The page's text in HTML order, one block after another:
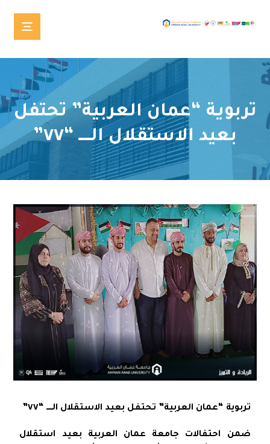
تربوية “عمان العربية” تحتفل
بعيد الاستقلال الـــــ “٧٧”
تربوية “عمان العربية” تحتفل بعيد الاستقلال الـــــ “٧٧”
ضمن احتفالات جامعة عمان العربية بعيد استقلال